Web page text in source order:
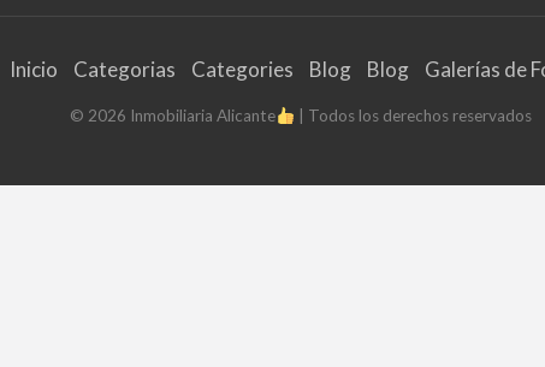
Inicio Categorias Categories Blog Blog Galerías de
© 2026 Inmobiliaria Alicante | Todos los derechos reservados